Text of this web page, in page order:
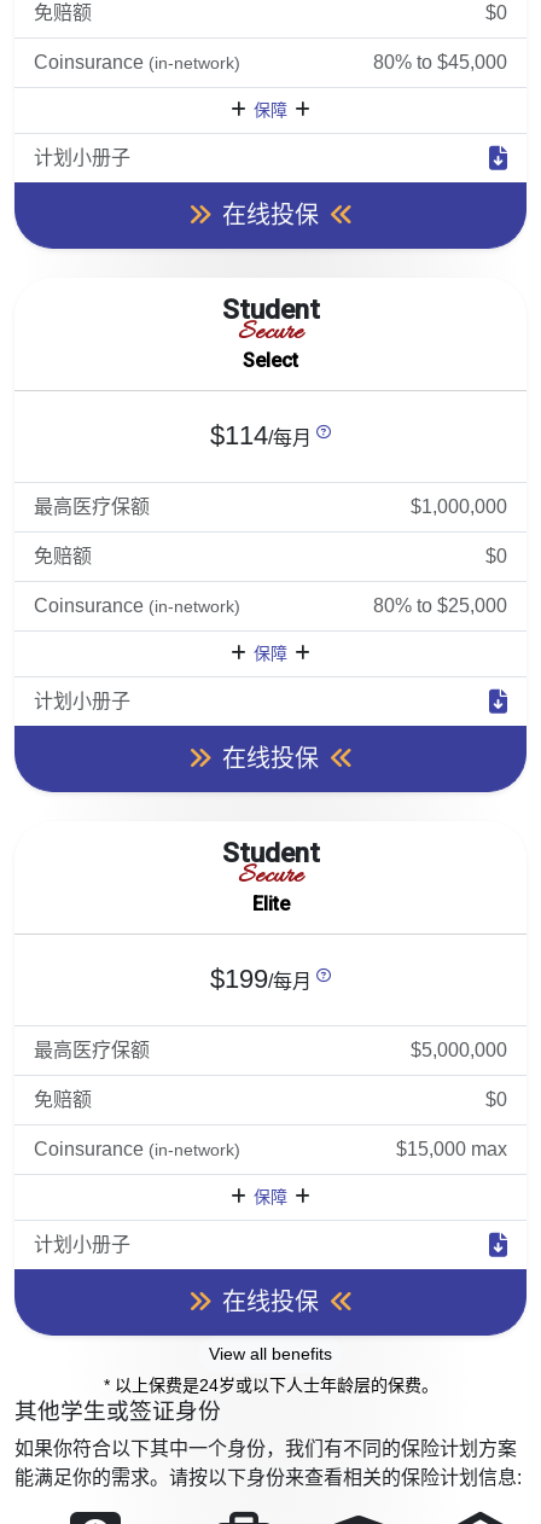
免赔额 $0
Coinsurance (in-network) 80% to $45,000
保障
计划小册子
在线投保
Student
Secure
Select
$114/每月
最高医疗保额 $1,000,000
免赔额 $0
Coinsurance (in-network) 80% to $25,000
保障
计划小册子
在线投保
Student
Secure
Elite
$199/每月
最高医疗保额 $5,000,000
免赔额 $0
Coinsurance (in-network) $15,000 max
保障
计划小册子
在线投保
View all benefits
* 以上保费是24岁或以下人士年龄层的保费。
其他学生或签证身份
如果你符合以下其中一个身份，我们有不同的保险计划方案
能满足你的需求。请按以下身份来查看相关的保险计划信息: